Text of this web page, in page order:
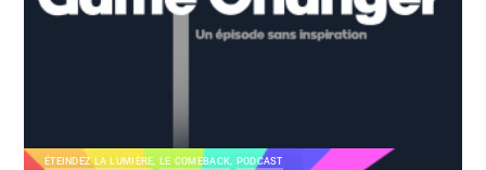
ÉTEINDEZ LA LUMIÈRE,LE COMEBACK, PODCAST